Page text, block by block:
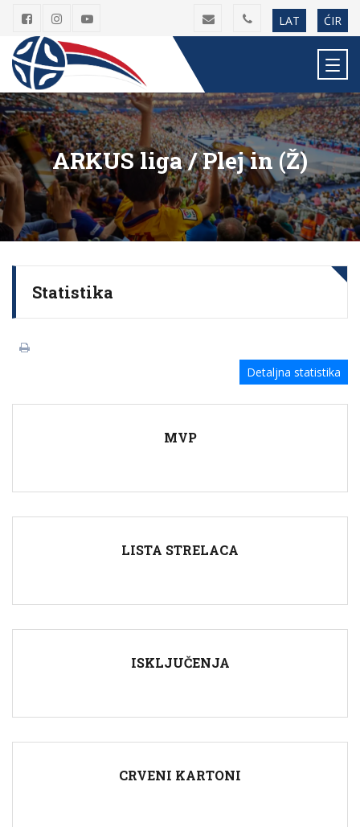
LAT ĆIR
ARKUS liga / Plej in (Ž)
Statistika
Detaljna statistika
MVP
LISTA STRELACA
ISKLJUČENJA
CRVENI KARTONI